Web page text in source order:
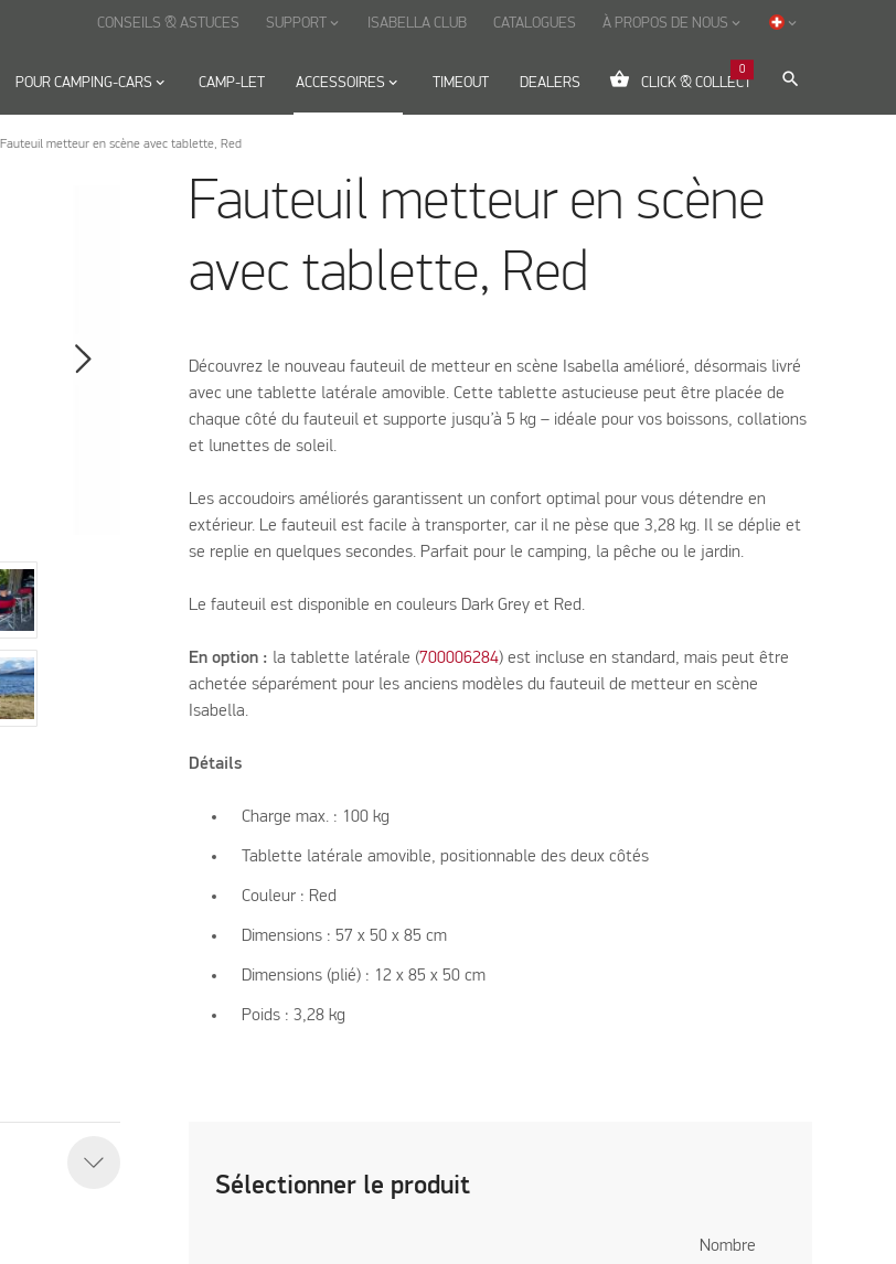
POUR CAMPING-CARSkeyboard_arrow_down CAMP-LET ACCESSOIRES keyboard_arrow_down TIMEOUT DEALERS shopping_basket CLICK & COLLECT
0
search
CONSEILS & ASTUCES SUPPORT keyboard_arrow_down ISABELLA CLUB CATALOGUES À PROPOS DE NOUS keyboard_arrow_down keyboard_arrow_down
Fauteuil metteur en scène avec tablette, Red
Fauteuil metteur en scène
avec tablette, Red
Découvrez le nouveau fauteuil de metteur en scène Isabella amélioré, désormais livré
avec une tablette latérale amovible. Cette tablette astucieuse peut être placée de
chaque côté du fauteuil et supporte jusqu’à 5 kg – idéale pour vos boissons, collations
et lunettes de soleil.
Les accoudoirs améliorés garantissent un confort optimal pour vous détendre en
extérieur. Le fauteuil est facile à transporter, car il ne pèse que 3,28 kg. Il se déplie et
se replie en quelques secondes. Parfait pour le camping, la pêche ou le jardin.
Le fauteuil est disponible en couleurs Dark Grey et Red.
En option : la tablette latérale (700006284) est incluse en standard, mais peut être
achetée séparément pour les anciens modèles du fauteuil de metteur en scène
Isabella.
Détails
Charge max. : 100 kg
Tablette latérale amovible, positionnable des deux côtés
Couleur : Red
Dimensions : 57 x 50 x 85 cm
Dimensions (plié) : 12 x 85 x 50 cm
Poids : 3,28 kg
Sélectionner le produit
Nombre